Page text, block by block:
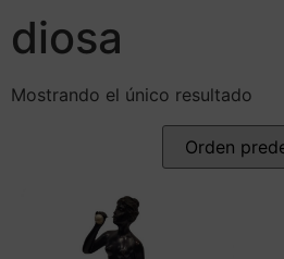
diosa
Mostrando el único resultado